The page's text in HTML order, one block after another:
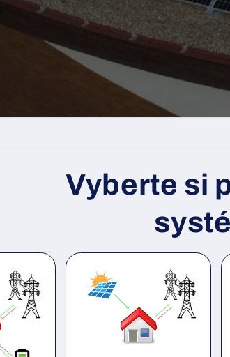
Vyberte si